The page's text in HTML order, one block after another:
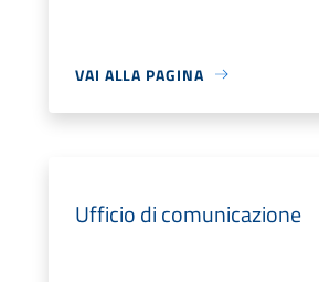
VAI ALLA PAGINA
Ufficio di comunicazione